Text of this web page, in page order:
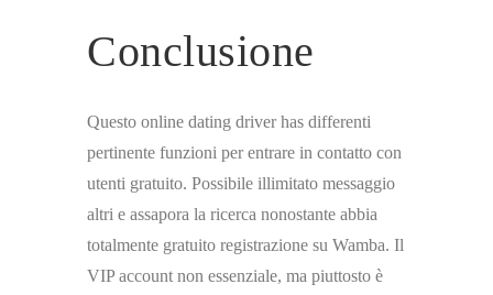
Conclusione
Questo online dating driver has differenti
pertinente funzioni per entrare in contatto con
utenti gratuito. Possibile illimitato messaggio
altri e assapora la ricerca nonostante abbia
totalmente gratuito registrazione su Wamba. Il
VIP account non essenziale, ma piuttosto è